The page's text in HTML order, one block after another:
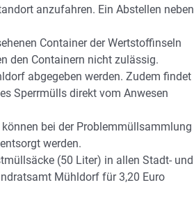
anzufahren. Ein Abstellen neben
Container der Wertstoffinseln
den Containern nicht zulässig.
abgegeben werden. Zudem findet
Sperrmülls direkt vom Anwesen
bei der Problemmüllsammlung
werden.
(50 Liter) in allen Stadt- und
Mühldorf für 3,20 Euro